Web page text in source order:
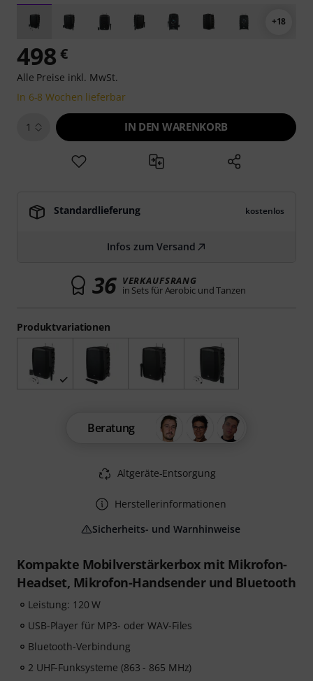
+18
Kompakte Mobilverstärkerbox mit Mikrofon-
Headset, Mikrofon-Handsender und Bluetooth
Leistung: 120 W
USB-Player für MP3- oder WAV-Files
Bluetooth-Verbindung
2 UHF-Funksysteme (863 - 865 MHz)
Produktvariationen
498 €
Alle Preise inkl. MwSt.
In 6-8 Wochen lieferbar
1 IN DEN WARENKORB
Standardlieferung kostenlos
Infos zum Versand
36 VERKAUFSRANG
in Sets für Aerobic und Tanzen
Beratung
Altgeräte-Entsorgung
Herstellerinformationen
Sicherheits- und Warnhinweise